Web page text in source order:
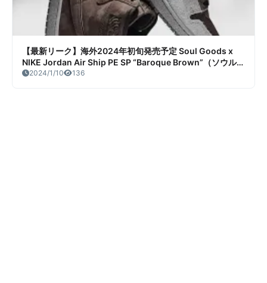
【最新リーク】海外2024年初旬発売予定 Soul Goods x
NIKE Jordan Air Ship PE SP “Baroque Brown”（ソウルグ
ッズ ナイキ ジョーダン エア シップ バロックブラウン）リ
2024/1/10 136